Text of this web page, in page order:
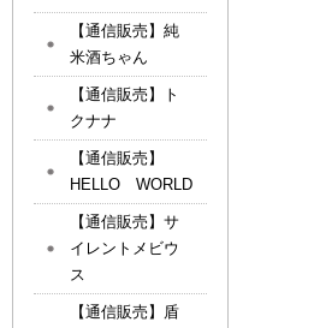
【通信販売】純
米酒ちゃん
【通信販売】ト
クナナ
【通信販売】
HELLO WORLD
【通信販売】サ
イレントメビウ
ス
【通信販売】盾